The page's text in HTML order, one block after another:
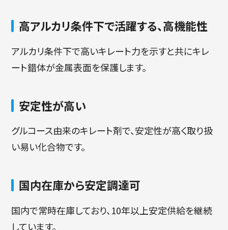
高アルカリ条件下で活躍する、高機能性
アルカリ条件下で高いキレート力を示すと共にキレ
ート錯体が金属表面を保護します。
安定性が高い
グルコース由来のキレート剤で、安定性が高く取り扱
い易い化合物です。
国内在庫から安定調達可
国内で常時在庫しており、10年以上安定供給を継続
しています。